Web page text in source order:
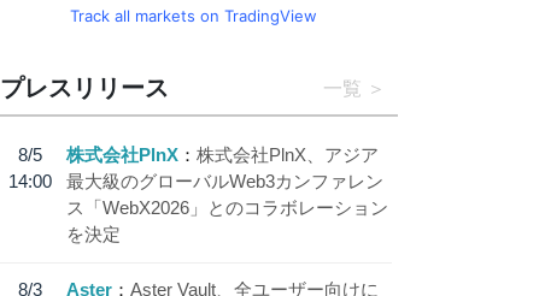
Track all markets on TradingView
プレスリリース 一覧
8/5
14:00
株式会社PlnX
株式会社PlnX、アジア
最大級のグローバルWeb3カンファレン
ス「WebX2026」とのコラボレーション
を決定
8/3 Aster Aster Vault、全ユーザー向けに